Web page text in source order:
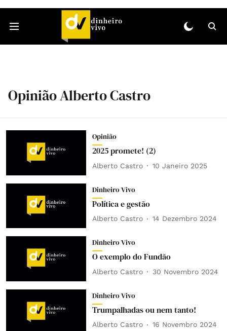
Opinião Alberto Castro
Opinião
2025 promete! (2)
Alberto Castro 10 Janeiro 2025
Dinheiro Vivo
Política e gestão
Alberto Castro 14 Dezembro 2024
Dinheiro Vivo
O exemplo do Fundão
Alberto Castro 30 Novembro 2024
Dinheiro Vivo
Trumpalhadas ou nem tanto!
Alberto Castro 16 Novembro 2024